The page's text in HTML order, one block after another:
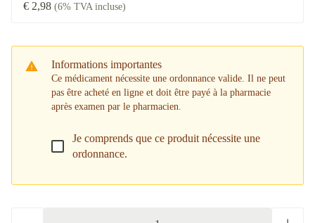
€ 2,98 (6% TVA incluse)
Informations importantes
Ce médicament nécessite une ordonnance valide. Il ne peut
pas être acheté en ligne et doit être payé à la pharmacie
après examen par le pharmacien.
Je comprends que ce produit nécessite une
ordonnance.